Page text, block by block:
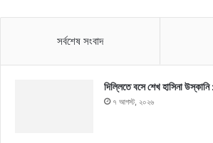
সর্বশেষ সংবাদ
দিল্লিতে বসে শেখ হাসিনা
৭ আগস্ট, ২০২৬